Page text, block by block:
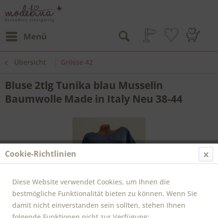
Menü
Übersicht Grösse 42
Bluse 2tlg Tunika blau Musselin
Baumwolle Made in Italy Neu 38-44
Cookie-Richtlinien
Diese Website verwendet Cookies, um Ihnen die
bestmögliche Funktionalität bieten zu können. Wenn Sie
damit nicht einverstanden sein sollten, stehen Ihnen